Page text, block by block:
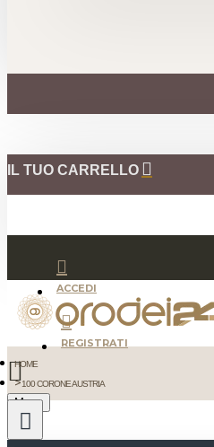
IL TUO CARRELLO
ACCEDI
REGISTRATI
Menu
HOME
100 CORONE AUSTRIA